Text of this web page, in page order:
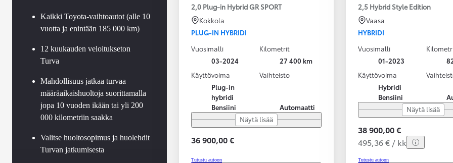
Kaikki Toyota-vaihtoautot (alle 10
vuotta ja enintään 185 000 km)
12 kuukauden veloitukseton
Turva
Mahdollisuus jatkaa turvaa
määräaikaishuoltoja suorittamalla
jopa 10 vuoden ikään tai yli 200
000 kilometriin saakka
Valitse huoltosopimus ja huolehdit
Turvan jatkumisesta
2,0 Plug-in Hybrid GR SPORT
Kokkola
PLUG-IN HYBRIDI
Vuosimalli
03-2024
Kilometrit
27 400 km
Käyttövoima
Plug-in
hybridi
Bensiini
Vaihteisto
Automaatti
Näytä lisää
36 900,00 €
Tutustu autoon
2,5 Hybrid Style Edition
Vaasa
HYBRIDI
Vuosimalli
01-2023
Käyttövoima
Hybridi
Bensiini
Näytä lisää
38 900,00 €
495,36 € / kk
Tutustu autoon